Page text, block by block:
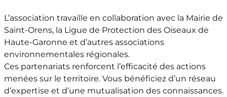
L’association travaille en collaboration avec la Mairie de
Saint-Orens, la Ligue de Protection des Oiseaux de
Haute-Garonne et d’autres associations
environnementales régionales.
Ces partenariats renforcent l’efficacité des actions
menées sur le territoire. Vous bénéficiez d’un réseau
d’expertise et d’une mutualisation des connaissances.